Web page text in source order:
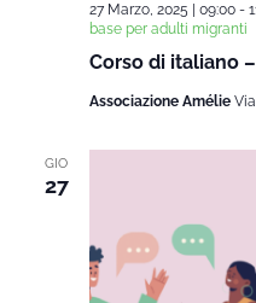
Corso di italiano
27 Marzo, 2025 | 09:00-
base per adulti migranti
Associazione Amélie
GIO
27